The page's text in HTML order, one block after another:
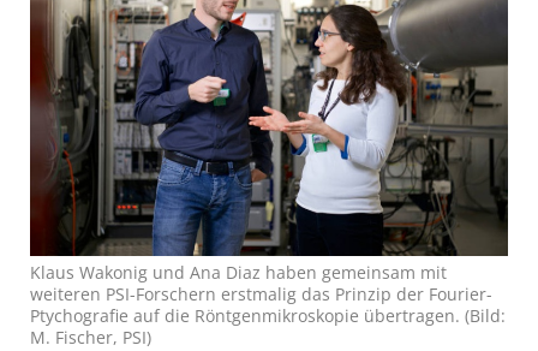
Klaus Wakonig und Ana Diaz haben gemein­sam mit
weiteren PSI-Forschern erstmalig das Prinzip der Fourier-
Ptycho­grafie auf die Röntgen­mikroskopie übertragen. (Bild:
M. Fischer, PSI)